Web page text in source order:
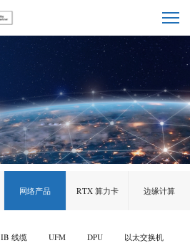
网络产品
IB 线缆 UFM DPU 以太交换机
RTX 算力卡 边缘计算